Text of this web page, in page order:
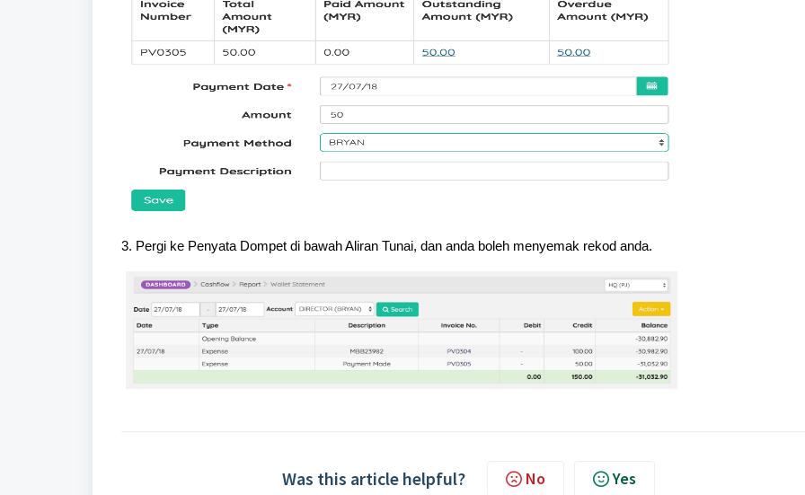
3. Pergi ke Penyata Dompet di bawah Aliran Tunai, dan anda boleh menyemak rekod anda.
Was this article helpful? No Yes